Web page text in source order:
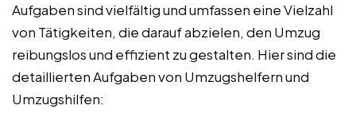
Aufgaben sind vielfältig und umfassen eine Vielzahl
von Tätigkeiten, die darauf abzielen, den Umzug
reibungslos und effizient zu gestalten. Hier sind die
detaillierten Aufgaben von Umzugshelfern und
Umzugshilfen: